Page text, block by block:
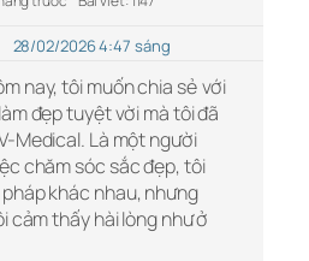
28/02/2026 4:47 sáng
nay, tôi muốn chia sẻ với
đẹp tuyệt vời mà tôi đã
Medical. Là một người
chăm sóc sắc đẹp, tôi
khác nhau, nhưng
cảm thấy hài lòng như ở